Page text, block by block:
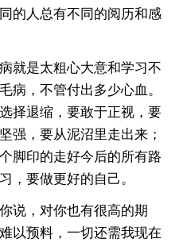
的人总有不同的阅历和感
是太粗心大意和学习不
病，不管付出多少心血。
择退缩，要敢于正视，要
强，要从泥沼里走出来；
脚印的走好今后的所有路
，要做更好的自己。
，对你也有很高的期
以预料，一切还需我现在